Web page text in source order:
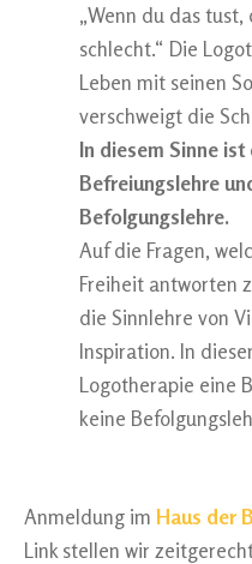
„Wenn du das
schlecht.“ Die
Leben mit seinen
verschweigt die
In diesem Sinne
Befreiungslehre
Befolgungslehre.
Auf die Fragen,
Freiheit antworten
die Sinnlehre von
Inspiration. In
Logotherapie eine
keine
Anmeldung im Haus der
Link stellen wir